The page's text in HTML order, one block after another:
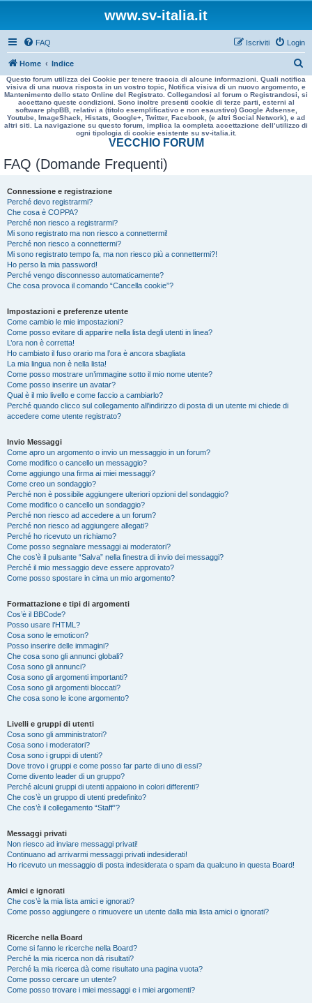
www.sv-italia.it
FAQ Login
Iscriviti
Home Indice
e
r
a
Questo forum utilizza dei Cookie per tenere traccia di alcune informazioni. Quali notifica
visiva di una nuova risposta in un vostro topic, Notifica visiva di un nuovo argomento, e
Mantenimento dello stato Online del Registrato. Collegandosi al forum o Registrandosi, si
accettano queste condizioni. Sono inoltre presenti cookie di terze parti, esterni al
software phpBB, relativi a (titolo esemplificativo e non esaustivo) Google Adsense,
Youtube, ImageShack, Histats, Google+, Twitter, Facebook, (e altri Social Network), e ad
altri siti. La navigazione su questo forum, implica la completa accettazione dell’utilizzo di
ogni tipologia di cookie esistente su sv-italia.it.
VECCHIO FORUM
FAQ (Domande Frequenti)
Connessione e registrazione
Perché devo registrarmi?
Che cosa è COPPA?
Perché non riesco a registrarmi?
Mi sono registrato ma non riesco a connettermi!
Perché non riesco a connettermi?
Mi sono registrato tempo fa, ma non riesco più a connettermi?!
Ho perso la mia password!
Perché vengo disconnesso automaticamente?
Che cosa provoca il comando “Cancella cookie”?
Impostazioni e preferenze utente
Come cambio le mie impostazioni?
Come posso evitare di apparire nella lista degli utenti in linea?
L’ora non è corretta!
Ho cambiato il fuso orario ma l’ora è ancora sbagliata
La mia lingua non è nella lista!
Come posso mostrare un’immagine sotto il mio nome utente?
Come posso inserire un avatar?
Qual è il mio livello e come faccio a cambiarlo?
Perché quando clicco sul collegamento all’indirizzo di posta di un utente mi chiede di
accedere come utente registrato?
Invio Messaggi
Come apro un argomento o invio un messaggio in un forum?
Come modifico o cancello un messaggio?
Come aggiungo una firma ai miei messaggi?
Come creo un sondaggio?
Perché non è possibile aggiungere ulteriori opzioni del sondaggio?
Come modifico o cancello un sondaggio?
Perché non riesco ad accedere a un forum?
Perché non riesco ad aggiungere allegati?
Perché ho ricevuto un richiamo?
Come posso segnalare messaggi ai moderatori?
Che cos’è il pulsante “Salva” nella finestra di invio dei messaggi?
Perché il mio messaggio deve essere approvato?
Come posso spostare in cima un mio argomento?
Formattazione e tipi di argomenti
Cos’è il BBCode?
Posso usare l’HTML?
Cosa sono le emoticon?
Posso inserire delle immagini?
Che cosa sono gli annunci globali?
Cosa sono gli annunci?
Cosa sono gli argomenti importanti?
Cosa sono gli argomenti bloccati?
Che cosa sono le icone argomento?
Livelli e gruppi di utenti
Cosa sono gli amministratori?
Cosa sono i moderatori?
Cosa sono i gruppi di utenti?
Dove trovo i gruppi e come posso far parte di uno di essi?
Come divento leader di un gruppo?
Perché alcuni gruppi di utenti appaiono in colori differenti?
Che cos’è un gruppo di utenti predefinito?
Che cos’è il collegamento “Staff”?
Messaggi privati
Non riesco ad inviare messaggi privati!
Continuano ad arrivarmi messaggi privati indesiderati!
Ho ricevuto un messaggio di posta indesiderata o spam da qualcuno in questa Board!
Amici e ignorati
Che cos’è la mia lista amici e ignorati?
Come posso aggiungere o rimuovere un utente dalla mia lista amici o ignorati?
Ricerche nella Board
Come si fanno le ricerche nella Board?
Perché la mia ricerca non dà risultati?
Perché la mia ricerca dà come risultato una pagina vuota?
Come posso cercare un utente?
Come posso trovare i miei messaggi e i miei argomenti?